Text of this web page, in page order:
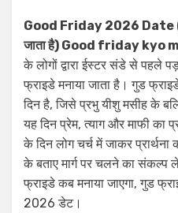
Good Friday 2026 Date
जाता है) Good friday kyo
के लोगों द्वारा ईस्टर संडे से पहले
फ्राइडे मनाया जाता है। गुड फ्राइडे
दिन है, जिसे प्रभु यीशु मसीह के
यह दिन प्रेम, त्याग और माफी का
के दिन लोग चर्च में जाकर
के बताए मार्ग पर चलने का
फ्राइडे कब मनाया जाएगा, गुड
2026 डेट।